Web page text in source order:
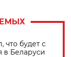
что будет с
в Беларуси